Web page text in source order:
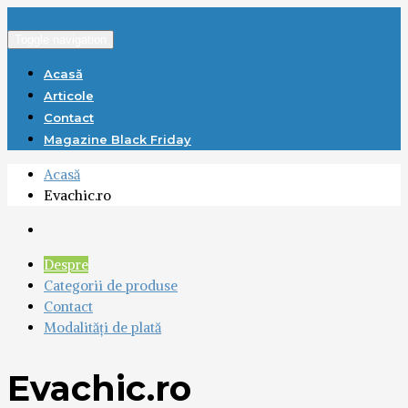
Acasă
Articole
Contact
Magazine Black Friday
Acasă
Evachic.ro
Despre
Categorii de produse
Contact
Modalități de plată
Evachic.ro